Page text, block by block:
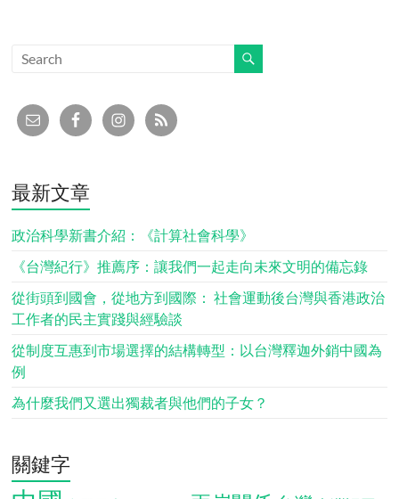
最新文章
政治科學新書介紹：《計算社會科學》
《台灣紀行》推薦序：讓我們一起走向未來文明的備忘錄
從街頭到國會，從地方到國際： 社會運動後台灣與香港政治
工作者的民主實踐與經驗談
從制度互惠到市場選擇的結構轉型：以台灣釋迦外銷中國為
例
為什麼我們又選出獨裁者與他們的子女？
關鍵字